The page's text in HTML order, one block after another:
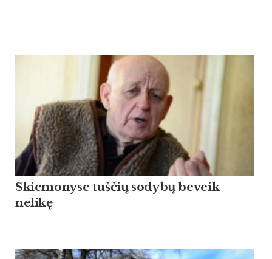
Skiemonyse tuščių sodybų beveik
nelikę